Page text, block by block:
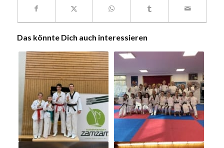
Das könnte Dich auch interessieren